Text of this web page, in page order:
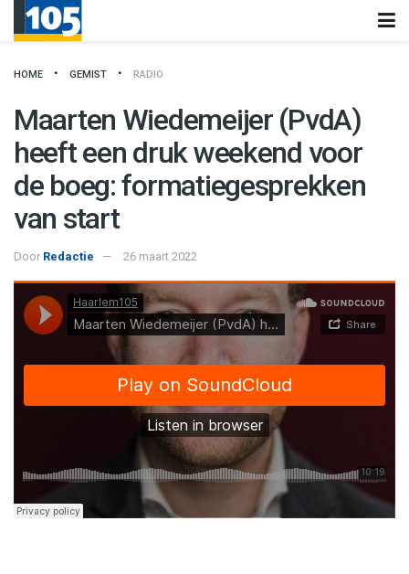
HOME GEMIST RADIO
Maarten Wiedemeijer (PvdA)
heeft een druk weekend voor
de boeg: formatiegesprekken
van start
Door Redactie 26 maart 2022
Haarlem105 ·Maarten Wiedemeijer (PvdA) heeft een druk weekend voor de boeg